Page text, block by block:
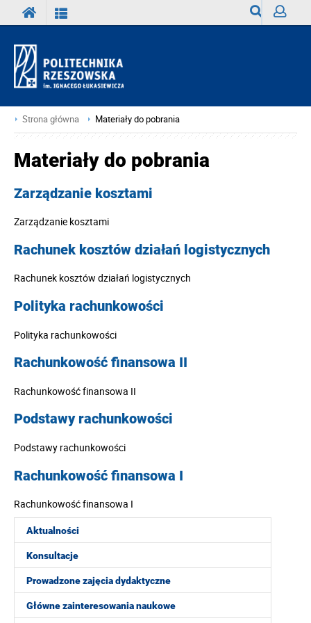
Strona główna Materiały do pobrania
Aktualności
Konsultacje
Prowadzone zajęcia dydaktyczne
Główne zainteresowania naukowe
Materiały do pobrania
Zarządzanie kosztami
Zarządzanie kosztami
Rachunek kosztów działań logistycznych
Rachunek kosztów działań logistycznych
Polityka rachunkowości
Polityka rachunkowości
Rachunkowość finansowa II
Rachunkowość finansowa II
Podstawy rachunkowości
Podstawy rachunkowości
Rachunkowość finansowa I
Rachunkowość finansowa I